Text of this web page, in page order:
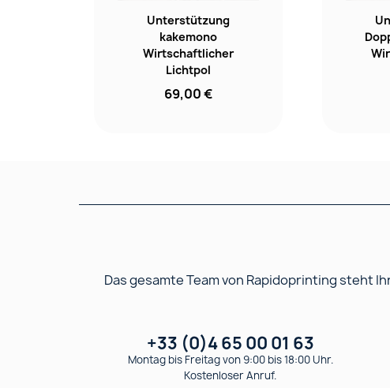
Unterstützung
kakemono
Wirtschaftlicher
Lichtpol
69,00 €
Das gesamte Team von Rapidoprinting steht
+33 (0)4 65 00 01 63
Montag bis Freitag von 9:00 bis 18:00 Uhr.
Kostenloser Anruf.